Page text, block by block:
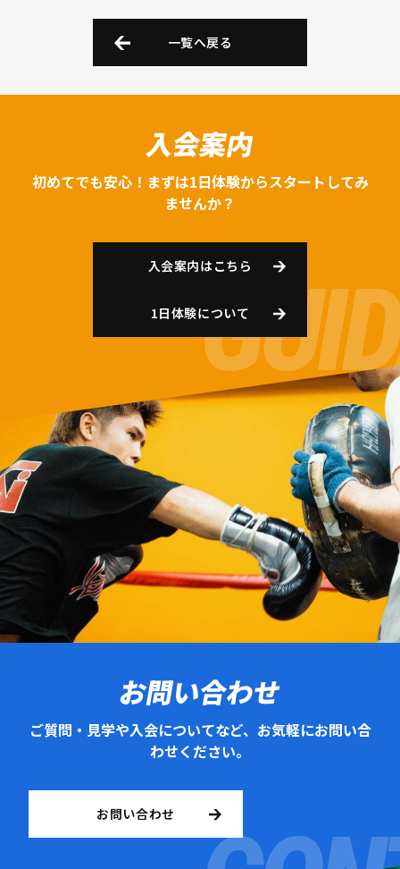
一覧へ戻る
入会案内
初めてでも安心！まずは1日体験からスタートしてみ
ませんか？
入会案内はこちら
1日体験について
お問い合わせ
ご質問・見学や入会についてなど、お気軽にお問い合
わせください。
お問い合わせ